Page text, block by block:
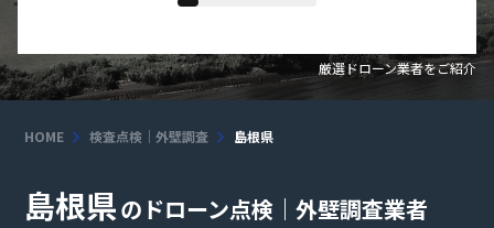
厳選ドローン業者をご紹介
HOME 検査点検｜外壁調査 島根県
島根県のドローン点検｜外壁調査業者